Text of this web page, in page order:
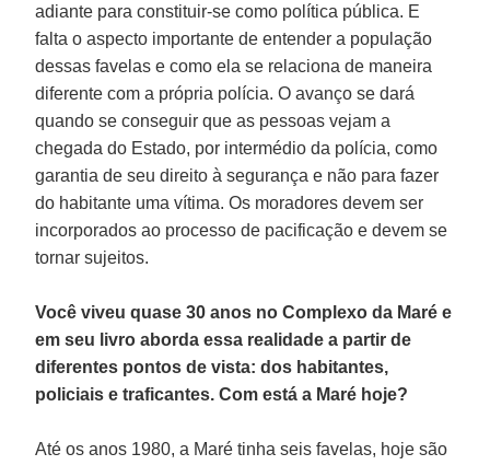
adiante para constituir-se como política pública. E
falta o aspecto importante de entender a população
dessas favelas e como ela se relaciona de maneira
diferente com a própria polícia. O avanço se dará
quando se conseguir que as pessoas vejam a
chegada do Estado, por intermédio da polícia, como
garantia de seu direito à segurança e não para fazer
do habitante uma vítima. Os moradores devem ser
incorporados ao processo de pacificação e devem se
tornar sujeitos.
Você viveu quase 30 anos no Complexo da Maré e
em seu livro aborda essa realidade a partir de
diferentes pontos de vista: dos habitantes,
policiais e traficantes. Com está a Maré hoje?
Até os anos 1980, a Maré tinha seis favelas, hoje são